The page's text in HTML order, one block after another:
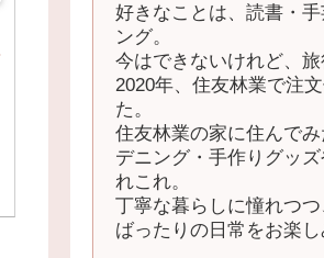
好きなことは、読書・
ング。
今はできないけれど、旅
2020年、住友林業で注
た。
住友林業の家に住んで
デニング・手作りグッ
れこれ。
丁寧な暮らしに憧れつつ
ばったりの日常をお楽し